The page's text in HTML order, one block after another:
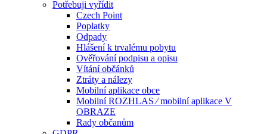
Potřebuji vyřídit
Czech Point
Poplatky
Odpady
Hlášení k trvalému pobytu
Ověřování podpisu a opisu
Vítání občánků
Ztráty a nálezy
Mobilní aplikace obce
Mobilní ROZHLAS ⁄ mobilní aplikace V
OBRAZE
Rady občanům